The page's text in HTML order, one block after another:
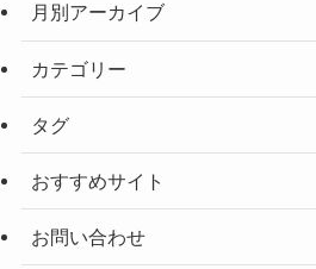
月別アーカイブ
カテゴリー
タグ
おすすめサイト
お問い合わせ